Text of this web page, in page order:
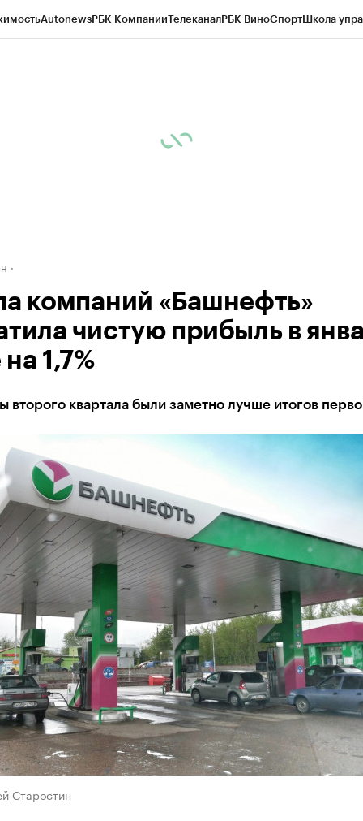
AutonewsРБК КомпанииТелеканалРБК ВиноСпортШкола
компаний «Башнефть»
чистую прибыль в
1,7%
второго квартала были заметно лучше итогов
Старостин